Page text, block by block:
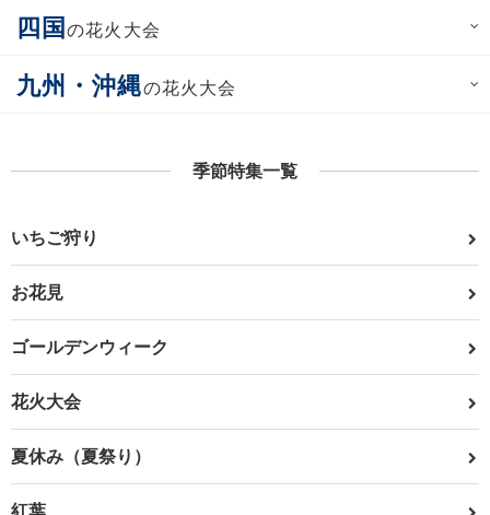
四国の花火大会
九州・沖縄の花火大会
季節特集一覧
いちご狩り
お花見
ゴールデンウィーク
花火大会
夏休み（夏祭り）